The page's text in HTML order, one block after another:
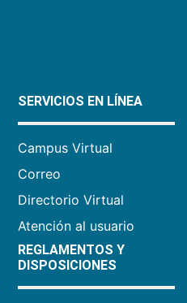
SERVICIOS EN LÍNEA
Campus Virtual
Correo
Directorio Virtual
Atención al usuario
REGLAMENTOS Y
DISPOSICIONES